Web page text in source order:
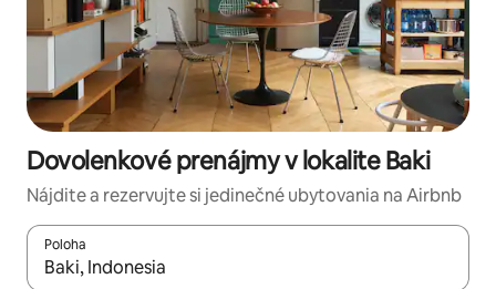
Dovolenkové prenájmy v lokalite Baki
Nájdite a rezervujte si jedinečné ubytovania na Airbnb
Poloha
Keď budú výsledky k dispozícii, môžete si ich prechádzať